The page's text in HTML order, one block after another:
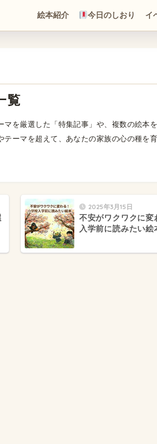
絵本紹介 今日のしおり イ
覧
を厳選した「特集記事」や、複数の絵本
ーマを超えて、あなたの家族の心の種を
2025年3月15日
不安がワクワクに変
入学前に読みたい絵